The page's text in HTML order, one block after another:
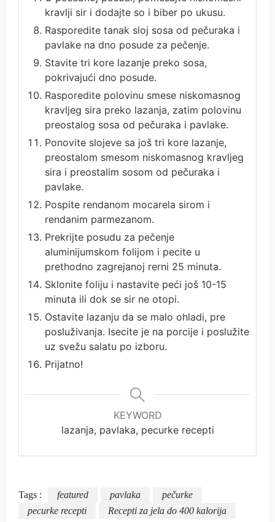
kravlji sir i dodajte so i biber po ukusu.
Rasporedite tanak sloj sosa od pečuraka i
pavlake na dno posude za pečenje.
Stavite tri kore lazanje preko sosa,
pokrivajući dno posude.
Rasporedite polovinu smese niskomasnog
kravljeg sira preko lazanja, zatim polovinu
preostalog sosa od pečuraka i pavlake.
Ponovite slojeve sa još tri kore lazanje,
preostalom smesom niskomasnog kravljeg
sira i preostalim sosom od pečuraka i
pavlake.
Pospite rendanom mocarela sirom i
rendanim parmezanom.
Prekrijte posudu za pečenje
aluminijumskom folijom i pecite u
prethodno zagrejanoj rerni 25 minuta.
Sklonite foliju i nastavite peći još 10-15
minuta ili dok se sir ne otopi.
Ostavite lazanju da se malo ohladi, pre
posluživanja. Isecite je na porcije i poslužite
uz svežu salatu po izboru.
Prijatno!
KEYWORD
lazanja, pavlaka, pecurke recepti
Tags : featured pavlaka
pečurke
pecurke recepti
Recepti za jela do 400 kalorija